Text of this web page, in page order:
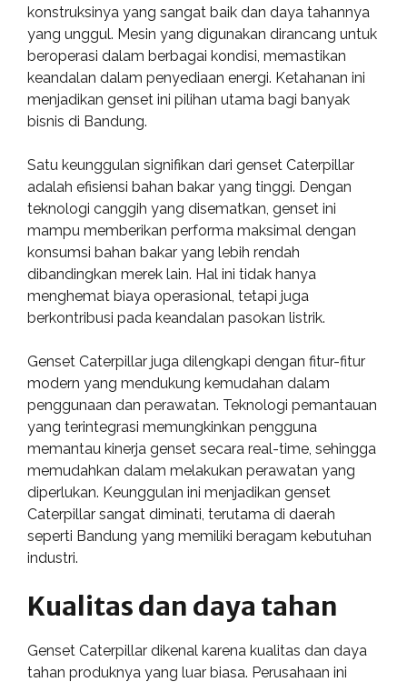
konstruksinya yang sangat baik dan daya tahannya
yang unggul. Mesin yang digunakan dirancang untuk
beroperasi dalam berbagai kondisi, memastikan
keandalan dalam penyediaan energi. Ketahanan ini
menjadikan genset ini pilihan utama bagi banyak
bisnis di Bandung.
Satu keunggulan signifikan dari genset Caterpillar
adalah efisiensi bahan bakar yang tinggi. Dengan
teknologi canggih yang disematkan, genset ini
mampu memberikan performa maksimal dengan
konsumsi bahan bakar yang lebih rendah
dibandingkan merek lain. Hal ini tidak hanya
menghemat biaya operasional, tetapi juga
berkontribusi pada keandalan pasokan listrik.
Genset Caterpillar juga dilengkapi dengan fitur-fitur
modern yang mendukung kemudahan dalam
penggunaan dan perawatan. Teknologi pemantauan
yang terintegrasi memungkinkan pengguna
memantau kinerja genset secara real-time, sehingga
memudahkan dalam melakukan perawatan yang
diperlukan. Keunggulan ini menjadikan genset
Caterpillar sangat diminati, terutama di daerah
seperti Bandung yang memiliki beragam kebutuhan
industri.
Kualitas dan daya tahan
Genset Caterpillar dikenal karena kualitas dan daya
tahan produknya yang luar biasa. Perusahaan ini